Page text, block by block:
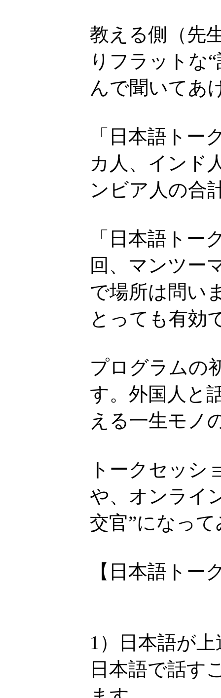
教える側（先
りフラットな
んで聞いてあ
「日本語ト
カ人、インド
ンビア人の合
「日本語ト
回、マンツー
で場所は問い
とっても有効
プログラムの
す。外国人と
える一生モノ
トークセッシ
や、オンライ
交官”になっ
【日本語ト
1）日本語が
日本語で話す